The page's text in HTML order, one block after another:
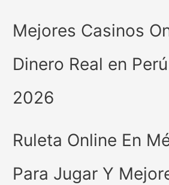
Mejores Casinos
Dinero Real en
2026
Ruleta Online En
Para Jugar Y